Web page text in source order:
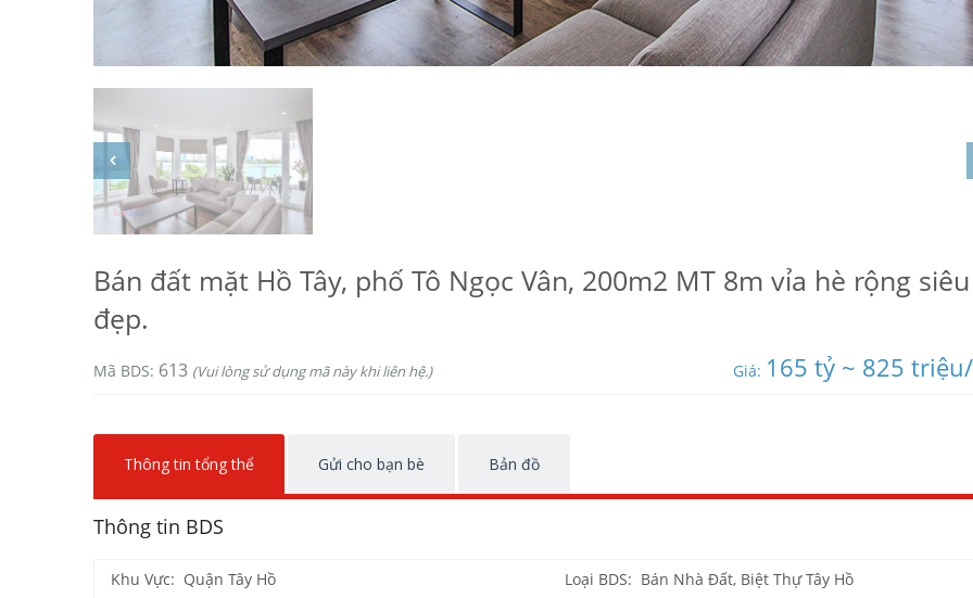
Bán đất mặt Hồ Tây, phố Tô Ngọc Vân, 200m2 MT 8m vỉa hè rộng siêu
đẹp.
Mã BDS: 613 (Vui lòng sử dụng mã này khi liên hệ.) Giá: 165 tỷ ~ 825
Thông tin tổng thể Gửi cho bạn bè Bản đồ
Thông tin BDS
Khu Vực: Quận Tây Hồ
Loại BDS: Bán Nhà Đất, Biệt Thự Tây Hồ